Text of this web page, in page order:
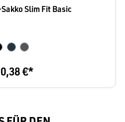
Slim Fit Basic
€*